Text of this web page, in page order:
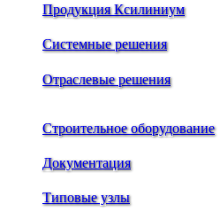
Продукция Ксилиниум
Системные решения
Отраслевые решения
Строительное оборудование
Документация
Типовые узлы